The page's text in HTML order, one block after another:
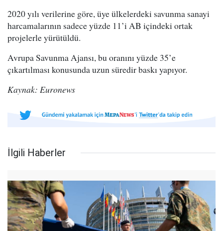
2020 yılı verilerine göre, üye ülkelerdeki savunma sanayi
harcamalarının sadece yüzde 11’i AB içindeki ortak
projelerle yürütüldü.
Avrupa Savunma Ajansı, bu oranını yüzde 35’e
çıkartılması konusunda uzun süredir baskı yapıyor.
Kaynak: Euronews
İlgili Haberler